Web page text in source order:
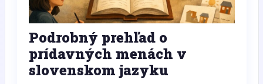
Podrobný prehľad o
prídavných menách v
slovenskom jazyku